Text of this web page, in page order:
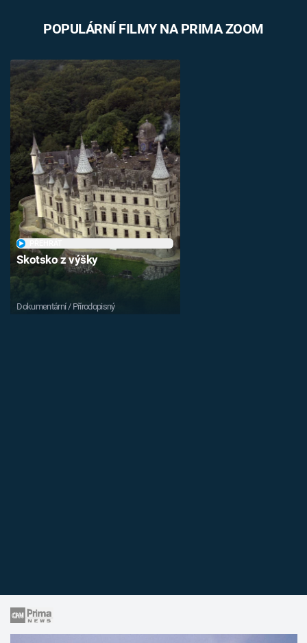
POPULÁRNÍ FILMY NA PRIMA ZOOM
Skotsko z výšky
Dokumentární / Přírodopisný